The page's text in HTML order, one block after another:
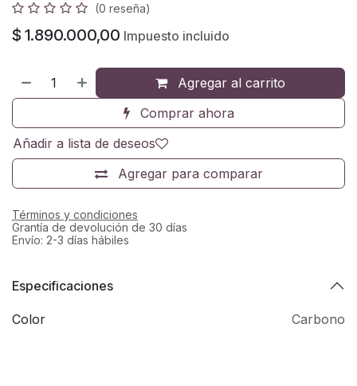
(0 reseña)
$ 1.890.000,00 Impuesto incluido
Agregar al carrito
Comprar ahora
Agregar para comparar
Añadir a lista de deseos
Términos y condiciones
Grantía de devolución de 30 días
Envío: 2-3 días hábiles
Especificaciones
Color Carbono